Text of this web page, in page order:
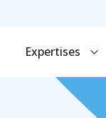
Expertises